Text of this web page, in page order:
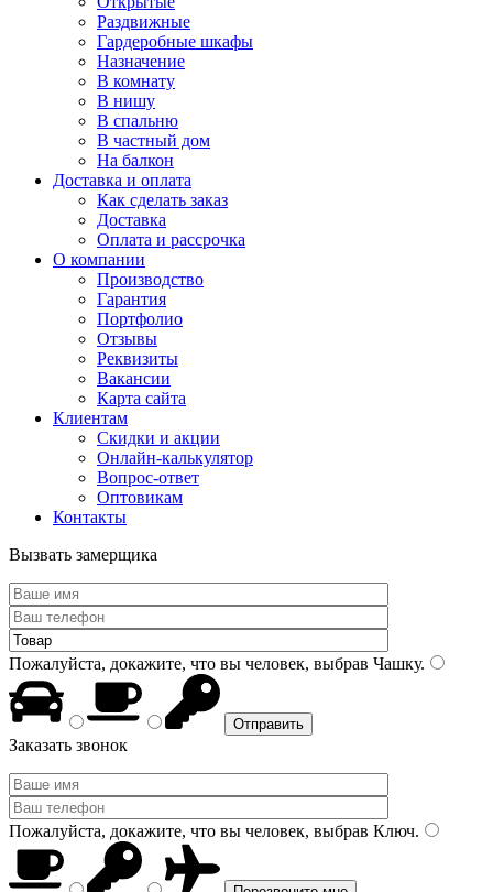
Раздвижные
Гардеробные шкафы
Назначение
В комнату
В нишу
В спальню
В частный дом
На балкон
Доставка и оплата
Как сделать заказ
Доставка
Оплата и рассрочка
О компании
Производство
Гарантия
Портфолио
Отзывы
Реквизиты
Вакансии
Карта сайта
Клиентам
Скидки и акции
Онлайн-калькулятор
Вопрос-ответ
Оптовикам
Контакты
Вызвать замерщика
Пожалуйста, докажите, что вы человек, выбрав Чашку.
Заказать звонок
Пожалуйста, докажите, что вы человек, выбрав Ключ.